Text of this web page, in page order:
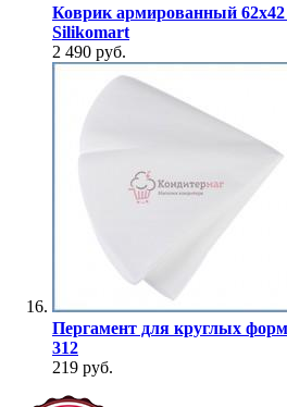
Коврик армированный 62х42
Silikomart
2 490 руб.
Пергамент для круглых
312
219 руб.